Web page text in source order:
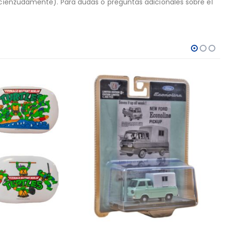
Para dudas o preguntas adicionales sobre el